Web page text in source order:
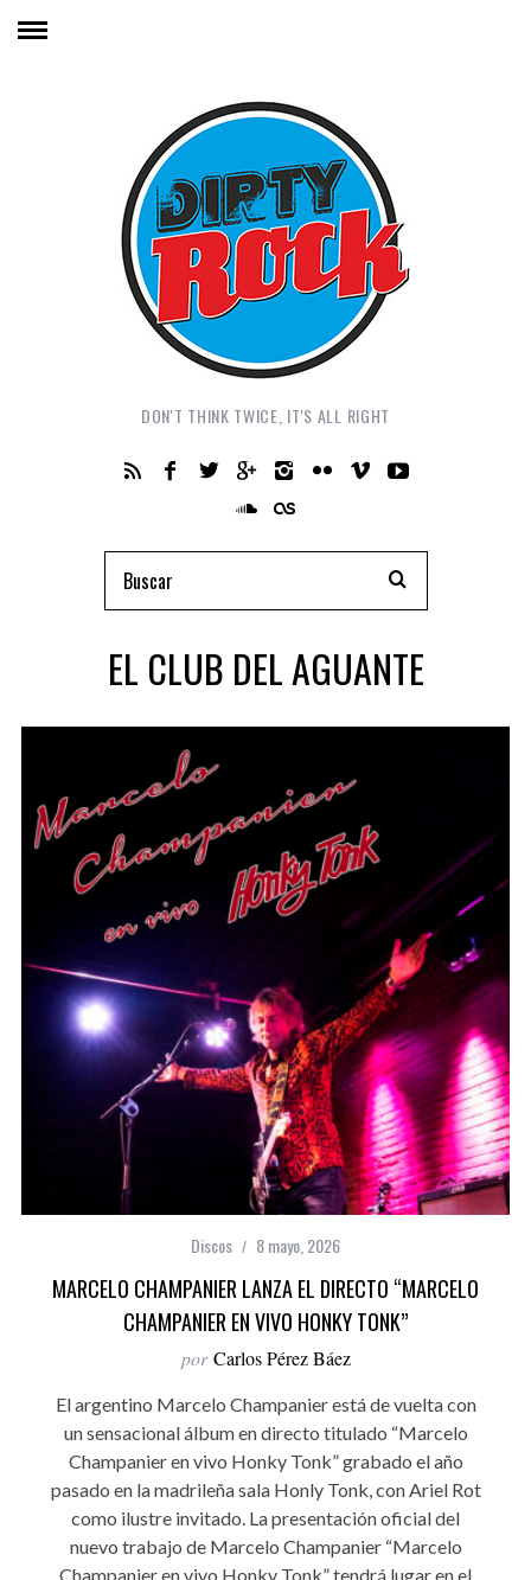
DON'T THINK TWICE, IT'S ALL RIGHT
EL CLUB DEL AGUANTE
Discos 8 mayo, 2026
MARCELO CHAMPANIER LANZA EL DIRECTO “MARCELO
CHAMPANIER EN VIVO HONKY TONK”
por Carlos Pérez Báez
El argentino Marcelo Champanier está de vuelta con
un sensacional álbum en directo titulado “Marcelo
Champanier en vivo Honky Tonk” grabado el año
pasado en la madrileña sala Honly Tonk, con Ariel Rot
como ilustre invitado. La presentación oficial del
nuevo trabajo de Marcelo Champanier “Marcelo
Champanier en vivo Honky Tonk” tendrá lugar en el